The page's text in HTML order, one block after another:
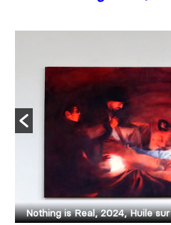
Nothing is Real, 2024, Huile